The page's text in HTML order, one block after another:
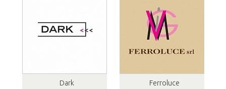
Dark Ferroluce